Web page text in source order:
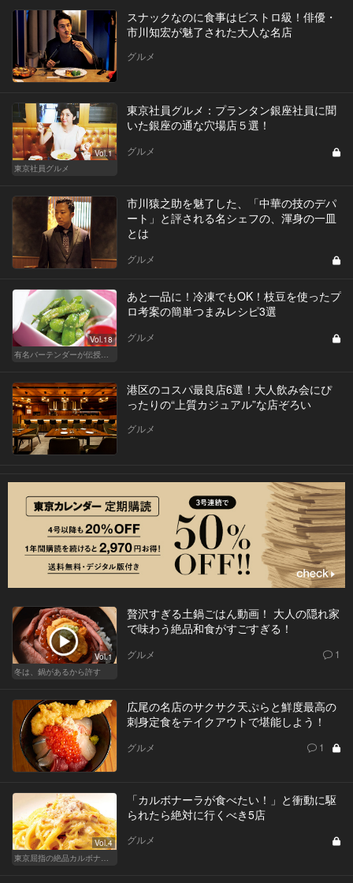
スナックなのに食事はビストロ級！俳優・
市川知宏が魅了された大人な名店
グルメ
Vol.1
東京社員グルメ
東京社員グルメ：プランタン銀座社員に聞
いた銀座の通な穴場店５選！
グルメ
市川猿之助を魅了した、「中華の技のデパ
ート」と評される名シェフの、渾身の一皿
とは
グルメ
Vol.18
有名バーテンダーが伝授する簡単つまみレシピ
あと一品に！冷凍でもOK！枝豆を使ったプ
ロ考案の簡単つまみレシピ3選
グルメ
港区のコスパ最良店6選！大人飲み会にぴ
ったりの“上質カジュアル”な店ぞろい
グルメ
Vol.1
冬は、鍋があるから許す
贅沢すぎる土鍋ごはん動画！ 大人の隠れ家
で味わう絶品和食がすごすぎる！
グルメ 1
広尾の名店のサクサク天ぷらと鮮度最高の
刺身定食をテイクアウトで堪能しよう！
グルメ 1
Vol.4
東京屈指の絶品カルボナーラ！すぐに行きたくなる美味しい人気店
「カルボナーラが食べたい！」と衝動に駆
られたら絶対に行くべき5店
グルメ